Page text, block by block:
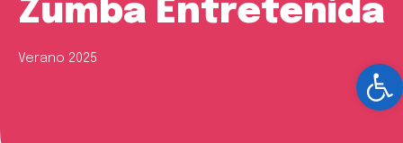
Zumba Entretenida
Verano 2025